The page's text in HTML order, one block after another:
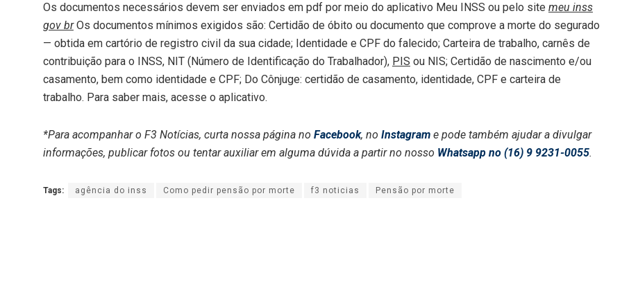
Os documentos necessários devem ser enviados em pdf por meio do aplicativo Meu INSS ou pelo site meu inss
gov brOs documentos mínimos exigidos são: Certidão de óbito ou documento que comprove a morte do segurado
— obtida em cartório de registro civil da sua cidade; Identidade e CPF do falecido; Carteira de trabalho, carnês de
contribuição para o INSS, NIT (Número de Identificação do Trabalhador), PIS ou NIS; Certidão de nascimento e/ou
casamento, bem como identidade e CPF; Do Cônjuge: certidão de casamento, identidade, CPF e carteira de
trabalho. Para saber mais, acesse o aplicativo.
*Para acompanhar o F3 Notícias, curta nossa página no Facebook, no Instagram e pode também ajudar a divulgar
informações, publicar fotos ou tentar auxiliar em alguma dúvida a partir no nosso Whatsapp no (16) 9 9231-0055.
Tags: agência do inss Como pedir pensão por morte f3 noticias Pensão por morte